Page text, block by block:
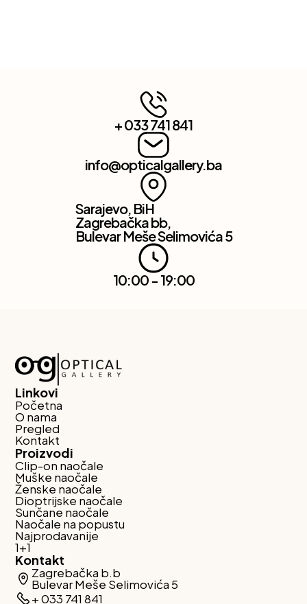
+ 033 741 841
info@opticalgallery.ba
Sarajevo, BiH
Zagrebačka bb,
Bulevar Meše Selimovića 5
10:00 - 19:00
Linkovi
Početna
O nama
Pregled
Kontakt
Proizvodi
Clip-on naočale
Muške naočale
Ženske naočale
Dioptrijske naočale
Sunčane naočale
Naočale na popustu
Najprodavanije
1+1
Kontakt
Zagrebačka b.b
Bulevar Meše Selimovića 5
+ 033 741 841